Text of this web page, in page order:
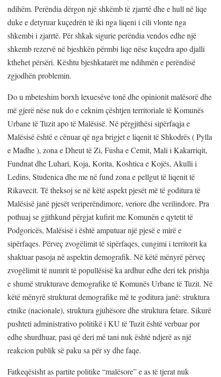
ndihëm. Perëndia dërgon një shkëmb të zjarrtë dhe e hull në liqe
duke e detyruar kuçedrën të iki nga liqeni i cili vlonte nga
shkembi i zjarrtë. Për shkak sigurie perëndia vendos edhe një
shkemb rezervë në bjeshkën përmbi liqe nëse kuçedra apo djalli
kthehet përsëri. Kështu bjeshkatarët me ndihmën e perëndisë
zgjodhën problemin.
Do u mbeteshim borxh lexuesëve tonë dhe opinionit malësorë dhe
më gjerë nëse nuk do e ceknim çështjen territoriale të Komunës
Urbane të Tuzit apo të Malësisë. Në përgjithësi sipërfaqja e
Malësisë është e cënuar që nga brigjet e liqenit të Shkodrës ( Pylla
e Madhe ), zona e Dheut të Zi, Fusha e Cemit, Mali i Kakarriqit,
Fundnat dhe Luhari, Koja, Korita, Koshtica e Kojës, Akulli i
Ledins, Studenica dhe me në fund zona e pellgut të liqenit të
Rikavecit. Të theksoj se në këtë aspekt pjesët më të goditura të
Malësisë janë pjesët veriperëndimore, veriore dhe verilindore. Pra
pothuaj se gjithkund përgjat kufirit me Komunën e qytetit të
Podgoricës, Malësisë i është amputuar një pjesë e mirë e
sipërfaqes. Përveç zvogëlimit të sipërfaqes, cungimi i territorit ka
shaktuar pasoja në aspektin demografik. Në këtë mënyrë përveç
zvogëlimit të numrit të popullësisë ka ardhur edhe deri tek prishja
e shumë strukturave demografike të Komunës Urbane të Tuzit. Në
këtë mënyrë strukturat demografike më te goditura janë: struktura
etnike (nacionale), struktura gjuhësore dhe struktura fetare. Sikurë
pushteti administrativo politikë i KU të Tuzit është verbuar por
edhe shurdhuar, pasi që deri më tani nuk është ndjerë as një
reakcion publik së paku sa për sy dhe faqe.
Fatkeqësisht as partite politike “malësore” e as të tjerat nuk